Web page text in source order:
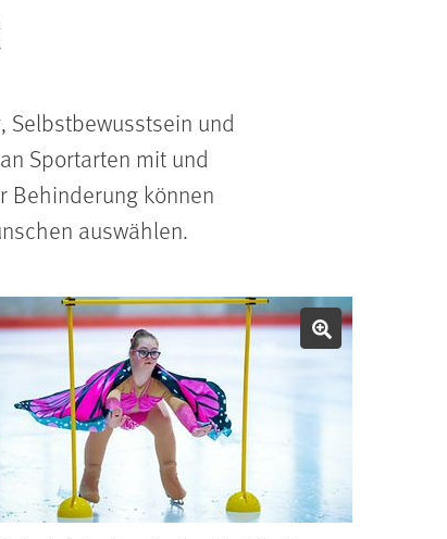
Selbstbewusstsein und
Sportarten mit und
Behinderung können
auswählen.
Bild